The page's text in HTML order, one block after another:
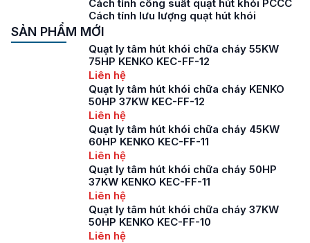
Cách tính công suất quạt hút khói PCCC
Cách tính lưu lượng quạt hút khói
SẢN PHẨM MỚI
Quạt ly tâm hút khói chữa cháy 55KW
75HP KENKO KEC-FF-12
Liên hệ
Quạt ly tâm hút khói chữa cháy KENKO
50HP 37KW KEC-FF-12
Liên hệ
Quạt ly tâm hút khói chữa cháy 45KW
60HP KENKO KEC-FF-11
Liên hệ
Quạt ly tâm hút khói chữa cháy 50HP
37KW KENKO KEC-FF-11
Liên hệ
Quạt ly tâm hút khói chữa cháy 37KW
50HP KENKO KEC-FF-10
Liên hệ